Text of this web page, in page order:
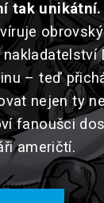
tak unikátní.
– teď
nejen ty
fanoušci
američtí.